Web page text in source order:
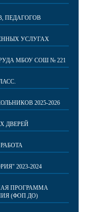
ПЕДАГОГОВ
УСЛУГАХ
МБОУ СОШ № 221
2025-2026
ДВЕРЕЙ
2023-2024
ПРОГРАММА
(ФОП ДО)